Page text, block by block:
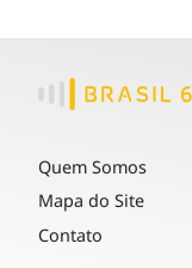
Quem Somos
Mapa do Site
Contato